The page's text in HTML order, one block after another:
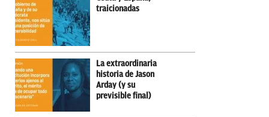
traicionadas
La extraordinaria
historia de Jason
Arday (y su
previsible final)